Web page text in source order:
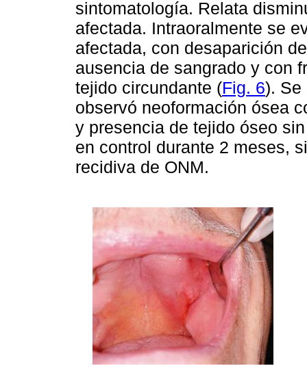
sintomatología. Relata
afectada. Intraoralmente se
afectada, con desaparición
ausencia de sangrado y con
tejido circundante (Fig. 6). Se
observó neoformación ósea
y presencia de tejido óseo
en control durante 2 meses,
recidiva de ONM.